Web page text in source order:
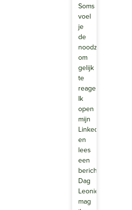
Soms
voel
je
de
noodzaak
om
gelijk
te
reageren
Ik
open
mijn
LinkedIn
en
lees
een
berichtje:
Dag
Leonie,
mag